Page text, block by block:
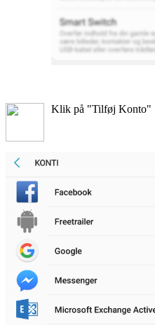
Klik på "Tilføj Konto"